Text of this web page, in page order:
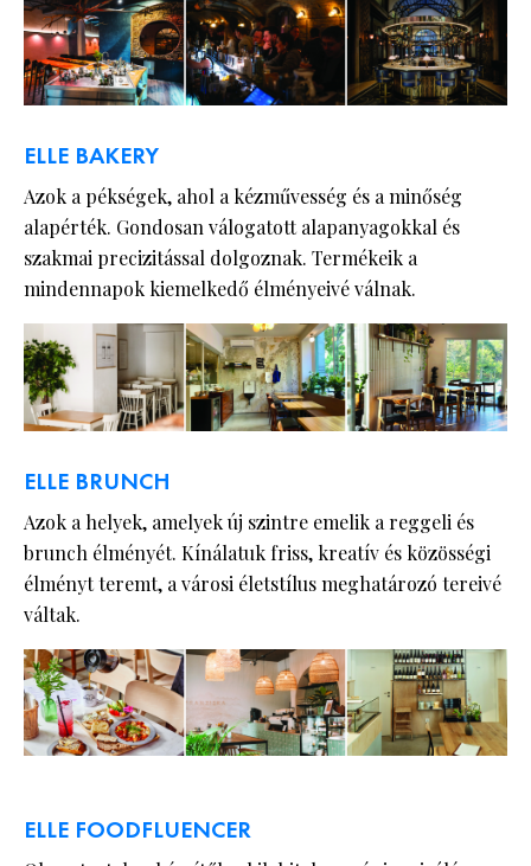
ELLE BAKERY
Azok a pékségek, ahol a kézművesség és a minőség
alapérték. Gondosan válogatott alapanyagokkal és
szakmai precizitással dolgoznak. Termékeik a
mindennapok kiemelkedő élményeivé válnak.
ELLE BRUNCH
Azok a helyek, amelyek új szintre emelik a reggeli és
brunch élményét. Kínálatuk friss, kreatív és közösségi
élményt teremt, a városi életstílus meghatározó tereivé
váltak.
ELLE FOODFLUENCER